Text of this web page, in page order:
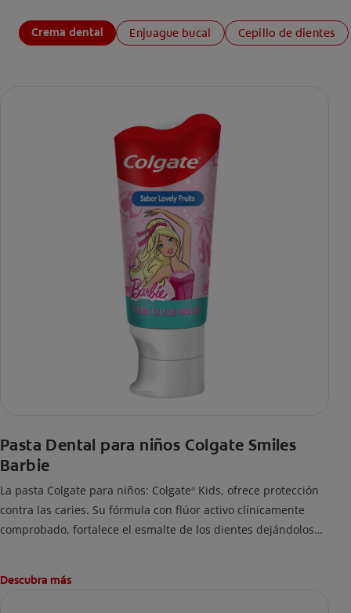
Crema dental Enjuague bucal Cepillo de dientes
Pasta Dental para niños Colgate Smiles
Barbie
La pasta Colgate para niños: Colgate® Kids, ofrece protección
contra las caries. Su fórmula con flúor activo clínicamente
comprobado, fortalece el esmalte de los dientes dejándolos
Descubra más